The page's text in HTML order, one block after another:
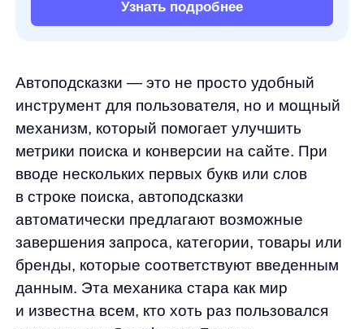
вводе нескольких первых букв или слов
в строке поиска, автоподсказки
бренды, которые соответствуют введенным
данным. Эта механика стара как мир
и известна всем, кто хоть раз пользовался
поисковиком Google или Яндекс —
нажимаешь на поисковую строку, сразу
появляется история поиска, начинаешь
вводить запрос — и поисковик подсказывает
популярные запросы с таким же префиксом.
Цель автоподсказок — сократить время
поиска и улучшить пользовательский опыт,
направляя пользователей к нужным
результатам максимально быстро